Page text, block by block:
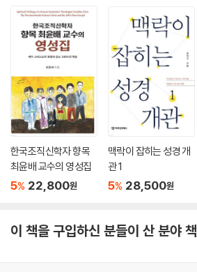
한국조직신학자 향목
최윤배 교수의 영성집
5% 22,800원
맥락이 잡히는 성경 개
관 1
5% 28,500원
이 책을 구입하신 분들이 산 분야 책